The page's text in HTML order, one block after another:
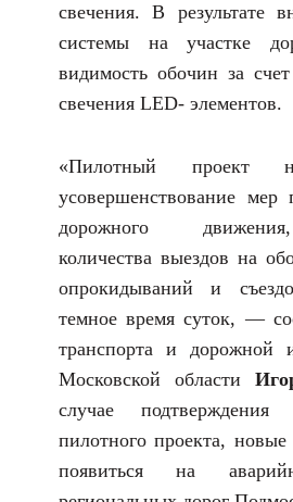
свечения. В результате
системы на участке
видимость обочин за
свечения LED- элементов.
«Пилотный проект
усовершенствование мер
дорожного
количества выездов на
опрокидываний и
темное время суток, —
транспорта и дорожной
Московской области
случае подтверждения
пилотного проекта, новые
появиться на